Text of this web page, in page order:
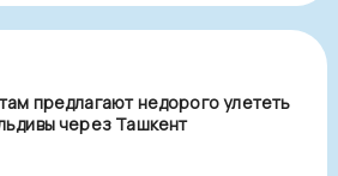
предлагают недорого улететь
через Ташкент